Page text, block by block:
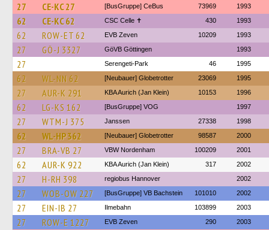
27 CE-KC 27 [BusGruppe] CeBus 73969 1993
62 CE-KC 62 CSC Celle ✝ 430 1993
62 ROW-ET 62 EVB Zeven 10209 1993
27 GÖ-J 3327 GöVB Göttingen 1993
27 Serengeti-Park 46 1995
62 WL-NN 62 [Neubauer] Globetrotter 23069 1995
27 AUR-K 291 KBA Aurich (Jan Klein) 10153 1996
62 LG-KS 162 [BusGruppe] VOG 1997
27 WTM-J 375 Janssen 27338 1998
62 WL-HP 362 [Neubauer] Globetrotter 98587 2000
27 BRA-VB 27 VBW Nordenham 100209 2001
62 AUR-K 922 KBA Aurich (Jan Klein) 317 2002
27 H-RH 398 regiobus Hannover 2002
27 WOB-OW 227 [BusGruppe] VB Bachstein 101010 2002
27 EIN-IB 27 Ilmebahn 103899 2003
27 ROW-E 1227 EVB Zeven 290 2003